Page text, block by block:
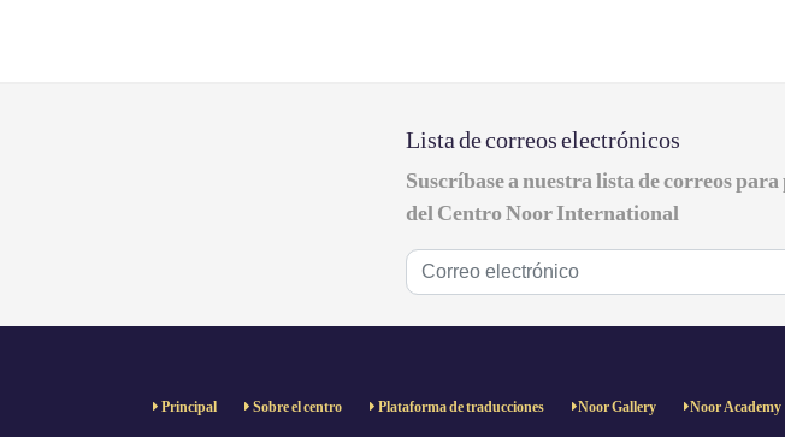
Lista de correos electrónicos
Suscríbase a nuestra lista de correos
del Centro Noor International
Principal Sobre el centro Plataforma de traducciones Noor Gallery Noor Academy